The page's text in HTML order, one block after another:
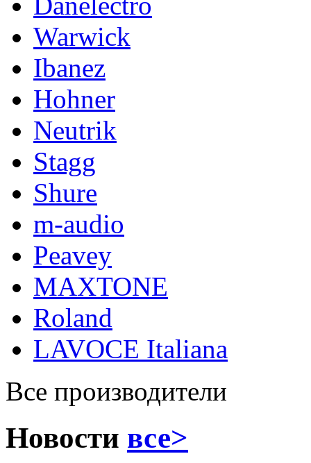
Warwick
Ibanez
Hohner
Neutrik
Stagg
Shure
m-audio
Peavey
MAXTONE
Roland
LAVOCE Italiana
Все производители
Новости все>